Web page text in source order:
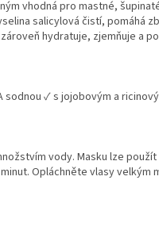
vhodná pro mastné,
salicylová čistí, pomáhá
hydratuje, zjemňuje a
sodnou ✓ s jojobovým a
vody. Masku lze použít
Opláchněte vlasy velkým